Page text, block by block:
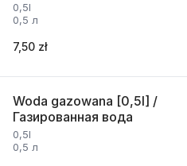
0,5l
0,5 л
7,50 zł
Woda gazowana [0,5l] /
Газированная вода
0,5l
0,5 л